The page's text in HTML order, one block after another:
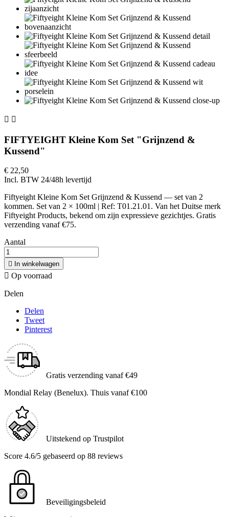
 
FIFTYEIGHT Kleine Kom Set "Grijnzend &
Kussend"
€ 22,50
Incl. BTW 24/48h levertijd
Fiftyeight Kleine Kom Set Grijnzend & Kussend — set van 2
kommen. Set van 2 × 100ml | Ref: T01.21.01. Van het Duitse merk
Fiftyeight Products, bekend om zijn expressieve gezichtjes. Gratis
verzending vanaf €75.
Aantal
 In winkelwagen
 Op voorraad
Delen
Delen
Tweet
Pinterest
Gratis verzending vanaf €49
Mondial Relay (Benelux). Thuis vanaf €100
Uitstekend op Trustpilot
Score 4.6/5 gebaseerd op 88 reviews
Beveiligingsbeleid